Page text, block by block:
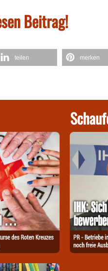
Beitrag!
teilen merken